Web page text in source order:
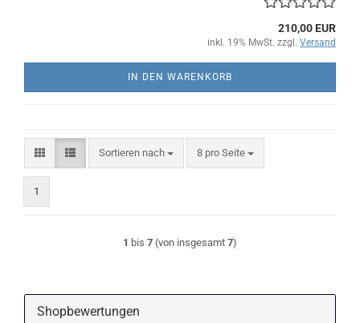
210,00 EUR
inkl. 19% MwSt. zzgl. Versand
IN DEN WARENKORB
Sortieren nach
Sortieren nach 8 pro Seite
pro Seite
1
1 bis 7 (von insgesamt 7)
Shopbewertungen